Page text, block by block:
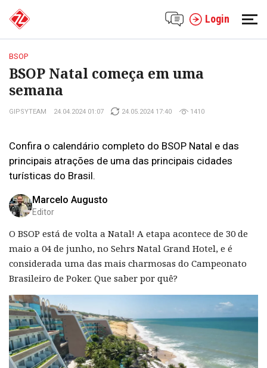
Login
BSOP
BSOP Natal começa em uma
semana
GIPSYTEAM 24.04.2024 01:07 24.05.2024 17:40 1410
Confira o calendário completo do BSOP Natal e das
principais atrações de uma das principais cidades
turísticas do Brasil.
Marcelo Augusto
Editor
O BSOP está de volta a Natal! A etapa acontece de 30 de
maio a 04 de junho, no Sehrs Natal Grand Hotel, e é
considerada uma das mais charmosas do Campeonato
Brasileiro de Poker. Que saber por quê?